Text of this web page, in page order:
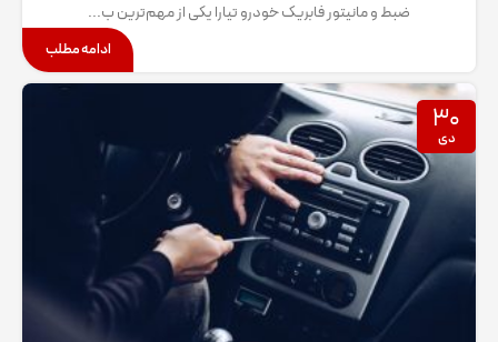
ضبط و مانیتور فابریک خودرو تیارا یکی از مهم‌ترین ب...
ادامه مطلب
۳۰
دی